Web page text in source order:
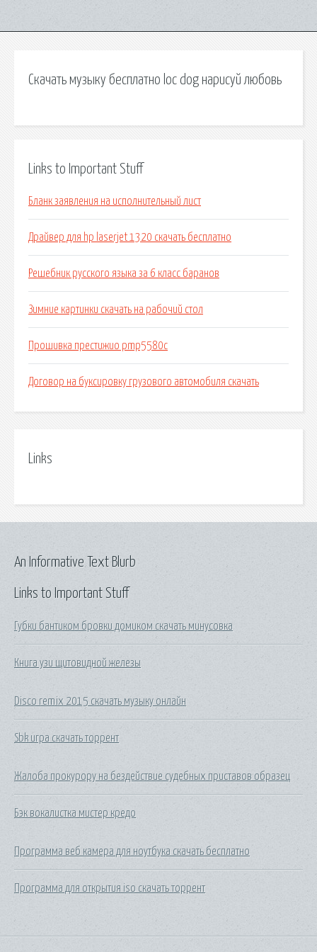
Скачать музыку бесплатно loc dog нарисуй любовь
Links to Important Stuff
Бланк заявления на исполнительный лист
Драйвер для hp laserjet 1320 скачать бесплатно
Решебник русского языка за 6 класс баранов
Зимние картинки скачать на рабочий стол
Прошивка престижио pmp5580c
Договор на буксировку грузового автомобиля скачать
Links
Links to Important Stuff
Губки бантиком бровки домиком скачать минусовка
Книга узи щитовидной железы
Disco remix 2015 скачать музыку онлайн
Sbk игра скачать торрент
Жалоба прокурору на бездействие судебных приставов образец
Бэк вокалистка мистер кредо
Программа веб камера для ноутбука скачать бесплатно
Программа для открытия iso скачать торрент
An Informative Text Blurb